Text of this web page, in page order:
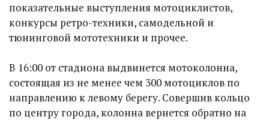
показательные выступления мотоциклистов,
конкурсы ретро-техники, самодельной и
тюнинговой мототехники и прочее.
В 16:00 от стадиона выдвинется мотоколонна,
состоящая из не менее чем 300 мотоциклов по
направлению к левому берегу. Совершив кольцо
по центру города, колонна вернется обратно на